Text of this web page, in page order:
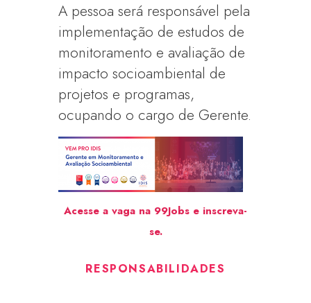
A pessoa será responsável pela
implementação de estudos de
monitoramento e avaliação de
impacto socioambiental de
projetos e programas,
ocupando o cargo de Gerente.
Acesse a vaga na 99Jobs e inscreva-
se.
RESPONSABILIDADES